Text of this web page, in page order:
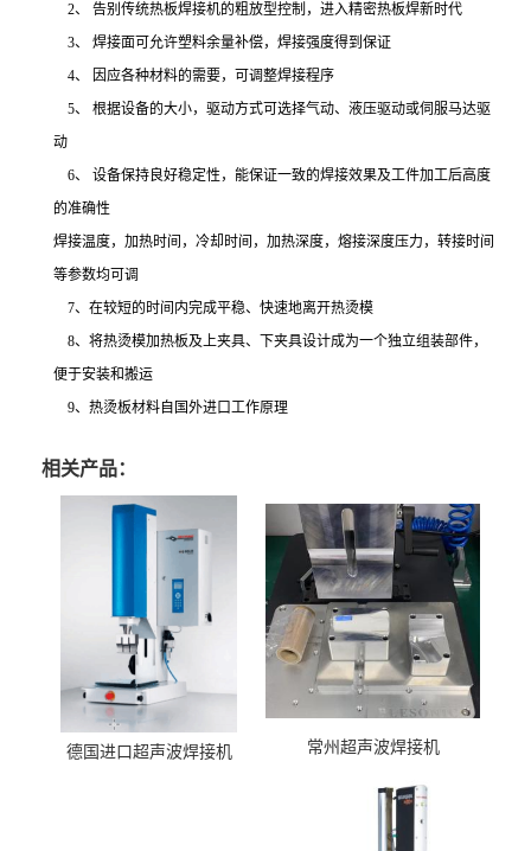
2、 告别传统热板焊接机的粗放型控制，进入精密热板焊新时代
3、 焊接面可允许塑料余量补偿，焊接强度得到保证
4、 因应各种材料的需要，可调整焊接程序
5、 根据设备的大小，驱动方式可选择气动、液压驱动或伺服马达驱
动
6、 设备保持良好稳定性，能保证一致的焊接效果及工件加工后高度
的准确性
焊接温度，加热时间，冷却时间，加热深度，熔接深度压力，转接时间
等参数均可调
7、在较短的时间内完成平稳、快速地离开热烫模
8、将热烫模加热板及上夹具、下夹具设计成为一个独立组装部件，
便于安装和搬运
9、热烫板材料自国外进口工作原理
相关产品：
德国进口超声波焊接机 常州超声波焊接机